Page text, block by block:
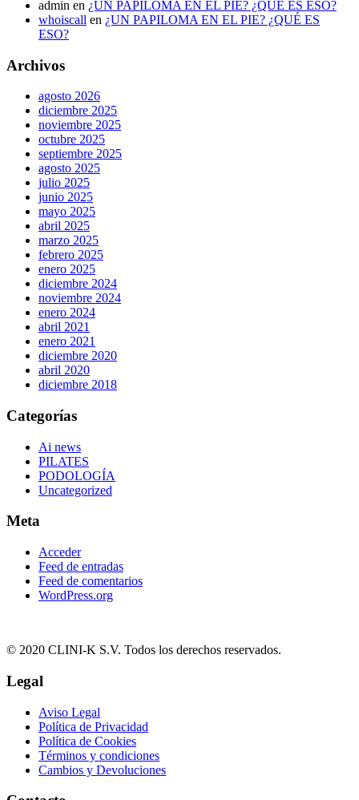
admin en ¿UN PAPILOMA EN EL PIE? ¿QUÉ ES ESO?
whoiscall en ¿UN PAPILOMA EN EL PIE? ¿QUÉ ES
ESO?
Archivos
agosto 2026
diciembre 2025
noviembre 2025
octubre 2025
septiembre 2025
agosto 2025
julio 2025
junio 2025
mayo 2025
abril 2025
marzo 2025
febrero 2025
enero 2025
diciembre 2024
noviembre 2024
enero 2024
abril 2021
enero 2021
diciembre 2020
abril 2020
diciembre 2018
Categorías
Ai news
PILATES
PODOLOGÍA
Uncategorized
Meta
Acceder
Feed de entradas
Feed de comentarios
WordPress.org
© 2020 CLINI-K S.V. Todos los derechos reservados.
Legal
Aviso Legal
Política de Privacidad
Política de Cookies
Términos y condiciones
Cambios y Devoluciones